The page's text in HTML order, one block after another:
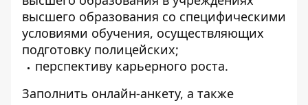
высшего образования со специфическими
условиями обучения, осуществляющих
подготовку полицейских;
перспективу карьерного роста.
Заполнить онлайн-анкету, а также